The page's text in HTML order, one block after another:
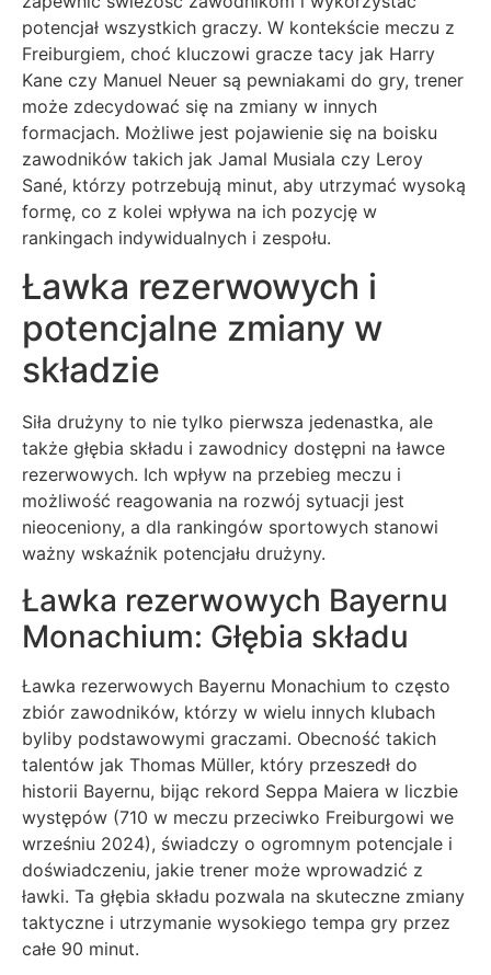
potencjał wszystkich graczy. W kontekście meczu z
Freiburgiem, choć kluczowi gracze tacy jak Harry
Kane czy Manuel Neuer są pewniakami do gry, trener
może zdecydować się na zmiany w innych
formacjach. Możliwe jest pojawienie się na boisku
zawodników takich jak Jamal Musiala czy Leroy
Sané, którzy potrzebują minut, aby utrzymać wysoką
formę, co z kolei wpływa na ich pozycję w
rankingach indywidualnych i zespołu.
Ławka rezerwowych i
potencjalne zmiany w
składzie
Siła drużyny to nie tylko pierwsza jedenastka, ale
także głębia składu i zawodnicy dostępni na ławce
rezerwowych. Ich wpływ na przebieg meczu i
możliwość reagowania na rozwój sytuacji jest
nieoceniony, a dla rankingów sportowych stanowi
ważny wskaźnik potencjału drużyny.
Ławka rezerwowych Bayernu
Monachium: Głębia składu
Ławka rezerwowych Bayernu Monachium to często
zbiór zawodników, którzy w wielu innych klubach
byliby podstawowymi graczami. Obecność takich
talentów jak Thomas Müller, który przeszedł do
historii Bayernu, bijąc rekord Seppa Maiera w liczbie
występów (710 w meczu przeciwko Freiburgowi we
wrześniu 2024), świadczy o ogromnym potencjale i
doświadczeniu, jakie trener może wprowadzić z
ławki. Ta głębia składu pozwala na skuteczne zmiany
taktyczne i utrzymanie wysokiego tempa gry przez
całe 90 minut.